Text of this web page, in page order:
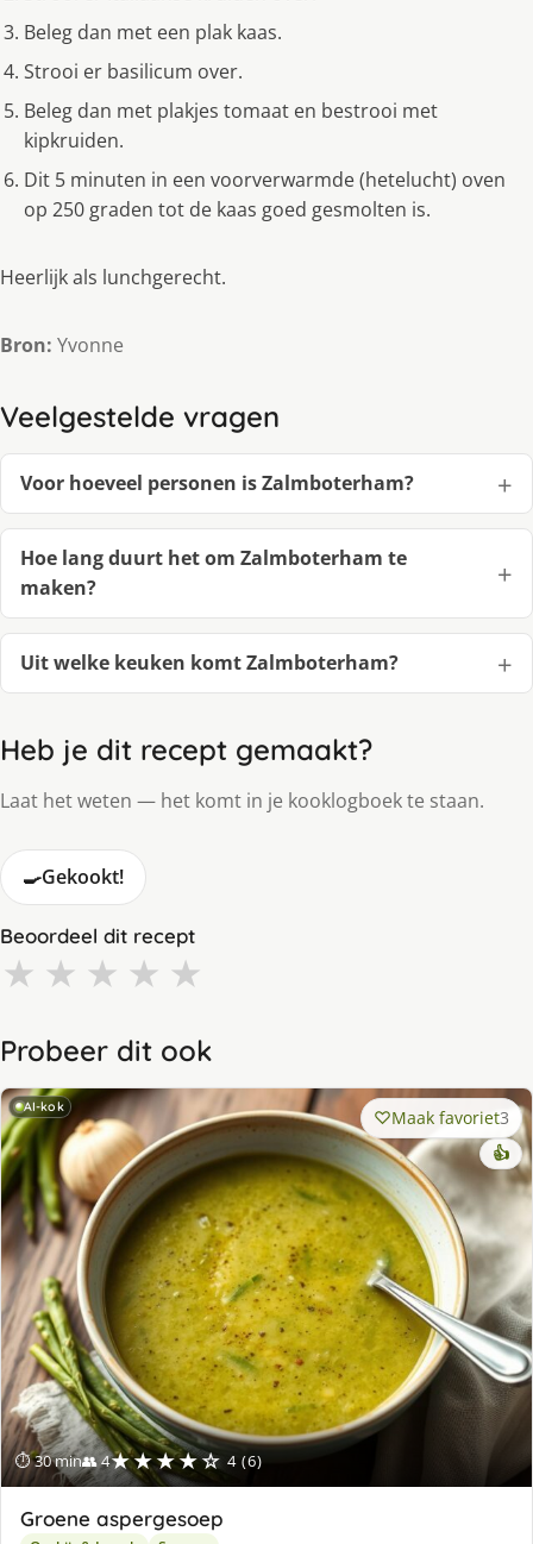
Beleg dan met een plak kaas.
Strooi er basilicum over.
Beleg dan met plakjes tomaat en bestrooi met
kipkruiden.
Dit 5 minuten in een voorverwarmde (hetelucht) oven
op 250 graden tot de kaas goed gesmolten is.
Heerlijk als lunchgerecht.
Bron: Yvonne
Veelgestelde vragen
Voor hoeveel personen is Zalmboterham?
Hoe lang duurt het om Zalmboterham te
maken?
Uit welke keuken komt Zalmboterham?
Heb je dit recept gemaakt?
Laat het weten — het komt in je kooklogboek te staan.
🍳Gekookt!
Beoordeel dit recept
★ ★ ★ ★ ★
Probeer dit ook
AI-kok
⏱ 30 min👥 4★★★★☆ 4 (6)
Maak favoriet3
👍
Groene aspergesoep